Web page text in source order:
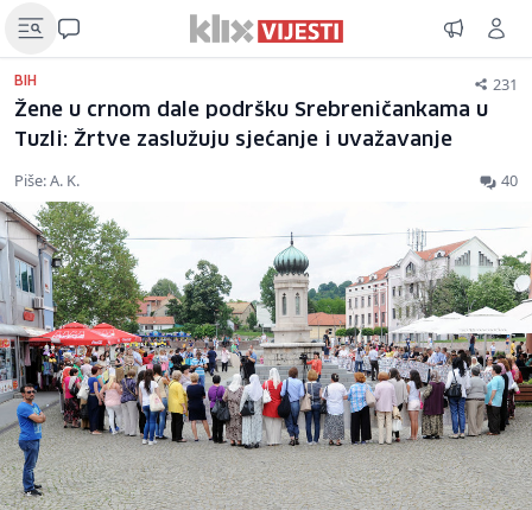
BIH 231
Žene u crnom dale podršku Srebreničankama u
Tuzli: Žrtve zaslužuju sjećanje i uvažavanje
Piše: A. K. 40